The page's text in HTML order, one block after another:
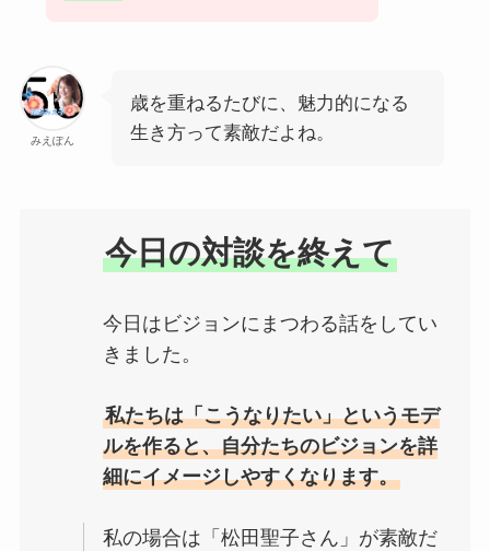
みえぽん
歳を重ねるたびに、魅力的になる
生き方って素敵だよね。
今日の対談を終えて
今日はビジョンにまつわる話をしてい
きました。
私たちは「こうなりたい」というモデ
ルを作ると、自分たちのビジョンを詳
細にイメージしやすくなります。
私の場合は「松田聖子さん」が素敵だ